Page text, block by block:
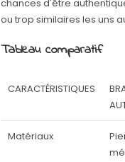
chances d'être
ou trop similaires les uns
Tableau comparatif
CARACTÉRISTIQUES
Matériaux